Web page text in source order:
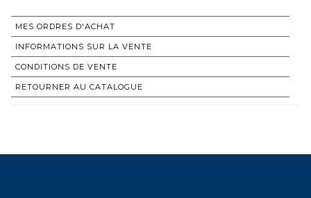
MES ORDRES D'ACHAT
INFORMATIONS SUR LA VENTE
CONDITIONS DE VENTE
RETOURNER AU CATALOGUE